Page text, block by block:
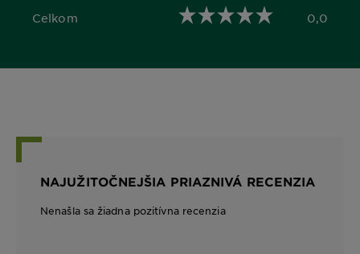
Celkom
0,0 out of 5 stars 0,0
NAJUŽITOČNEJŠIA PRIAZNIVÁ RECENZIA
Nenašla sa žiadna pozitívna recenzia